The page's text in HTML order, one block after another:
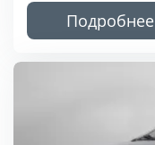
Подробнее